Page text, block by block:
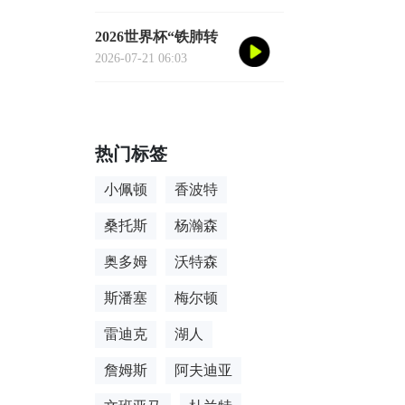
2026世界杯“铁肺转
场”手册：单场票玩
2026-07-21 06:03
热门标签
小佩顿 香波特
桑托斯 杨瀚森
奥多姆 沃特森
斯潘塞 梅尔顿
雷迪克 湖人
詹姆斯 阿夫迪亚